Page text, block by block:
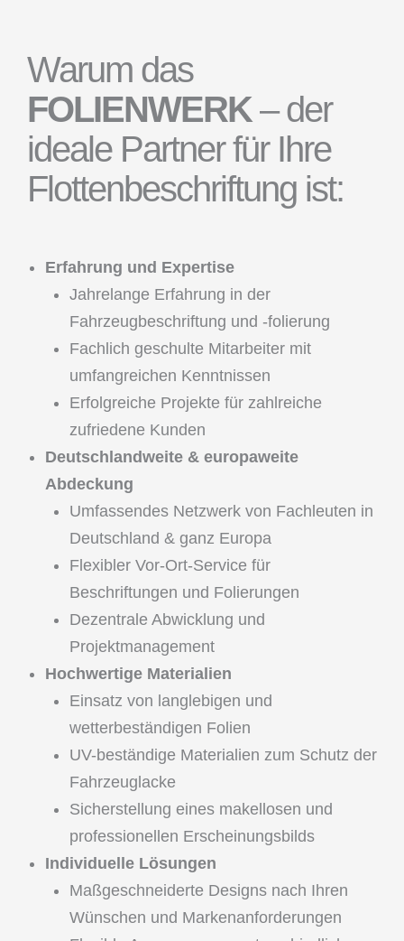
Warum das
FOLIENWERK– der
ideale Partner für Ihre
Flottenbeschriftung ist:
Erfahrung und Expertise
Jahrelange Erfahrung in der
Fahrzeugbeschriftung und -folierung
Fachlich geschulte Mitarbeiter mit
umfangreichen Kenntnissen
Erfolgreiche Projekte für zahlreiche
zufriedene Kunden
Deutschlandweite & europaweite
Abdeckung
Umfassendes Netzwerk von Fachleuten in
Deutschland & ganz Europa
Flexibler Vor-Ort-Service für
Beschriftungen und Folierungen
Dezentrale Abwicklung und
Projektmanagement
Hochwertige Materialien
Einsatz von langlebigen und
wetterbeständigen Folien
UV-beständige Materialien zum Schutz der
Fahrzeuglacke
Sicherstellung eines makellosen und
professionellen Erscheinungsbilds
Individuelle Lösungen
Maßgeschneiderte Designs nach Ihren
Wünschen und Markenanforderungen